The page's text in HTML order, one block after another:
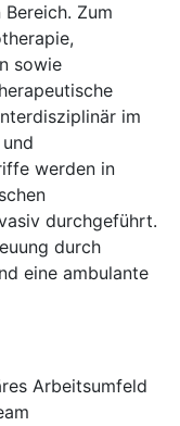
Zum
sowie
im
werden in
durchgeführt.
durch
eine ambulante
Arbeitsumfeld